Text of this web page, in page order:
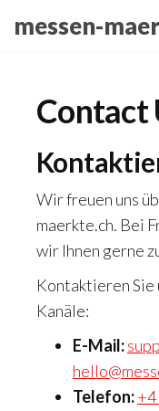
messen-
Contact
Wir freuen uns
maerkte.ch. Bei
wir Ihnen gerne
Kontaktieren Sie
Kanäle:
E-Mail:
Telefon: